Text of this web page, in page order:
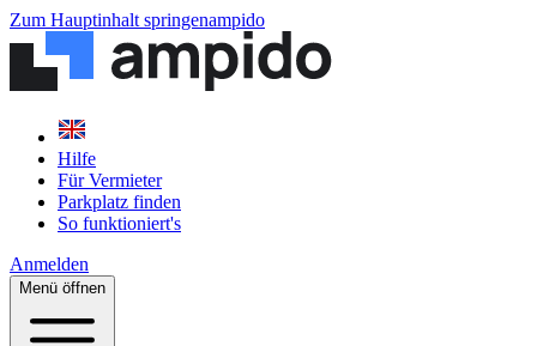
Zum Hauptinhalt springenampido
Hilfe
Für Vermieter
Parkplatz finden
So funktioniert's
Anmelden
Menü öffnen